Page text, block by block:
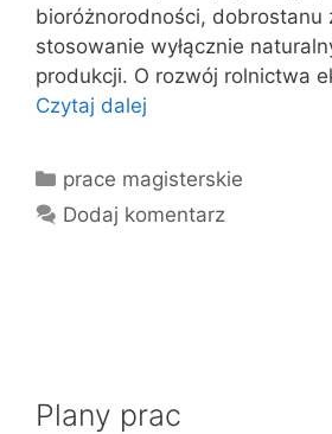
bioróżnorodności, dobrostanu
stosowanie wyłącznie
produkcji. O rozwój rolnictwa
Czytaj dalej
Kategorie
prace magisterskie
Dodaj komentarz
Plany prac